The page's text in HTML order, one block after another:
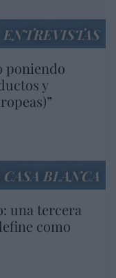
ENTREVISTAS
poniendo
y
CASA BLANCA
una tercera
como